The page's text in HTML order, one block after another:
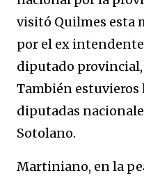
visitó Quilmes esta
por el ex
diputado
También estuvieros
diputadas
Sotolano.
Martiniano, en la